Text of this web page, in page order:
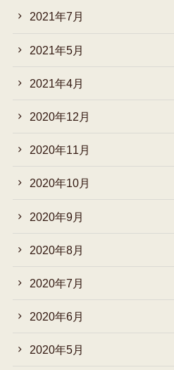
2021年7月
2021年5月
2021年4月
2020年12月
2020年11月
2020年10月
2020年9月
2020年8月
2020年7月
2020年6月
2020年5月